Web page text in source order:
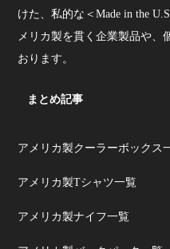
けた、私的な＜Made in the
メリカ製を貫く企業製品や、
おります。
まとめ記事
アメリカ製クーラーボックス
アメリカ製Tシャツ一覧
アメリカ製ナイフ一覧